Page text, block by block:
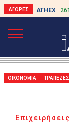
ATHEX
ΟΙΚΟΝΟΜΙΑ ΤΡΑΠΕΖΕΣ
Επιχειρήσεις